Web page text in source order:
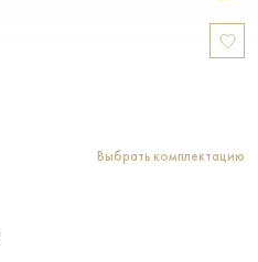
Выбрать комплектацию